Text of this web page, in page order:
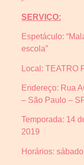
SERVIÇO:
Espetáculo:
escola”
Local: TEATRO
Endereço: Rua
– São Paulo –
Temporada: 14
2019
Horários: